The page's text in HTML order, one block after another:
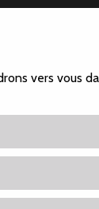
Nos
vers vous